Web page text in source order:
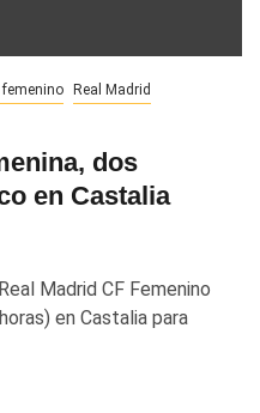
femenino Real Madrid
dos
en Castalia
Madrid CF Femenino
en Castalia para